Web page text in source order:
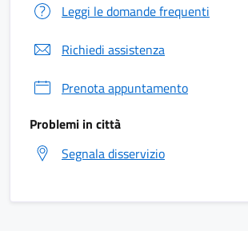
Leggi le domande frequenti
Richiedi assistenza
Prenota appuntamento
Problemi in città
Segnala disservizio